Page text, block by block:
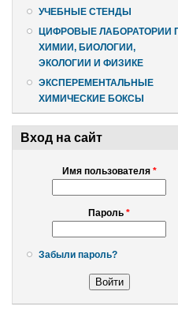
УЧЕБНЫЕ СТЕНДЫ
ЦИФРОВЫЕ ЛАБОРАТОРИИ
ХИМИИ, БИОЛОГИИ,
ЭКОЛОГИИ И ФИЗИКЕ
ЭКСПЕРЕМЕНТАЛЬНЫЕ
ХИМИЧЕСКИЕ БОКСЫ
Вход на сайт
Имя пользователя *
Пароль *
Забыли пароль?